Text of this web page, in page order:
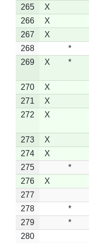
265
X
266
X
267
X
268
*
269
X *
270 X
271
X
272
X
273 X
274
X
275
*
276
X
277
278
*
279
*
280